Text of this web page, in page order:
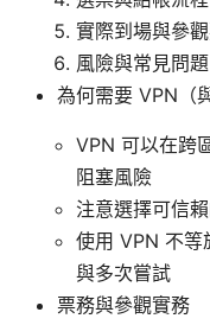
實際到場與參
風險與常見問題
為何需要 VPN（
VPN 可以在跨
阻塞風險
注意選擇可信
使用 VPN 不等
與多次嘗試
票務與參觀實務